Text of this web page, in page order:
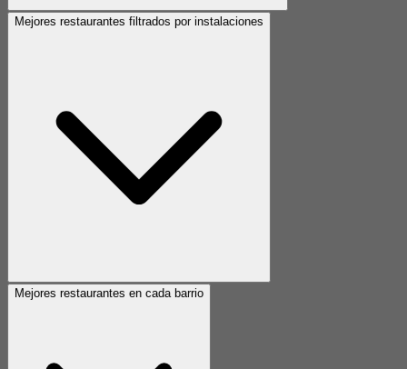
Mejores restaurantes filtrados por instalaciones
Mejores restaurantes en cada barrio